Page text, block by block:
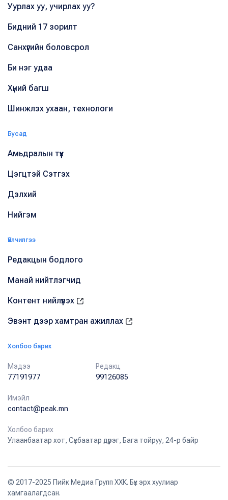
Уурлах уу, учирлах уу?
Бидний 17 зорилт
Санхүүгийн боловсрол
Би нэг удаа
Хүний багш
Шинжлэх ухаан, технологи
Бусад
Амьдралын түүх
Цэгцтэй Сэтгэх
Дэлхий
Нийгэм
Үйлчилгээ
Редакцын бодлого
Манай нийтлэгчид
Контент нийлүүлэх
Эвэнт дээр хамтран ажиллах
Холбоо барих
Мэдээ
77191977
Редакц
99126085
Имэйл
contact@peak.mn
Холбоо барих
Улаанбаатар хот, Сүхбаатар дүүрэг, Бага тойруу, 24-р байр
© 2017-2025 Пийк Медиа Групп ХХК. Бүх эрх хуулиар
хамгаалагдсан.